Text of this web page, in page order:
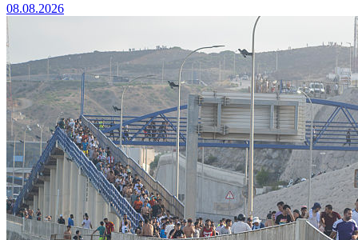
08.08.2026